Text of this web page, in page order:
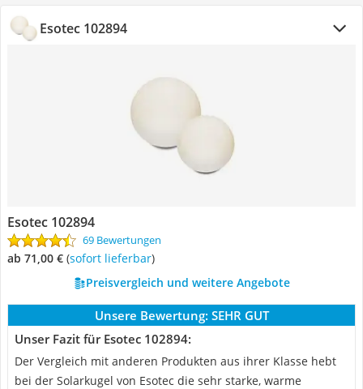
Esotec 102894
Esotec 102894
69 Bewertungen
ab 71,00 € ( Sofort lieferbar)
Preisvergleich und weitere Angebote
Unsere Bewertung: SEHR GUT
Unser Fazit für Esotec 102894:
Der Vergleich mit anderen Produkten aus ihrer Klasse hebt
bei der Solarkugel von Esotec die sehr starke, warme